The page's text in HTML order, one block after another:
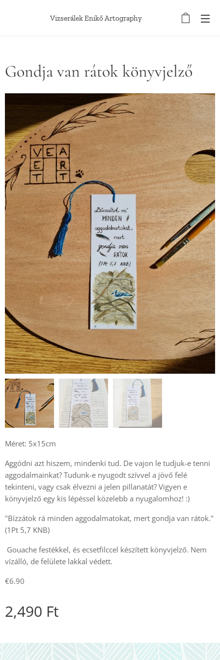
Vizserálek Enikő Artography
Gondja van rátok könyvjelző
Méret: 5x15cm
Aggódni azt hiszem, mindenki tud. De vajon le tudjuk-e tenni
aggodalmainkat? Tudunk-e nyugodt szívvel a jövő felé
tekinteni, vagy csak élvezni a jelen pillanatát? Vigyen e
könyvjelző egy kis lépéssel közelebb a nyugalomhoz! :)
"Bízzátok rá minden aggodalmatokat, mert gondja van rátok."
(1Pt 5,7 KNB)
Gouache festékkel, és ecsetfilccel készített könyvjelző. Nem
vízálló, de felülete lakkal védett.
€6.90
2,490 Ft